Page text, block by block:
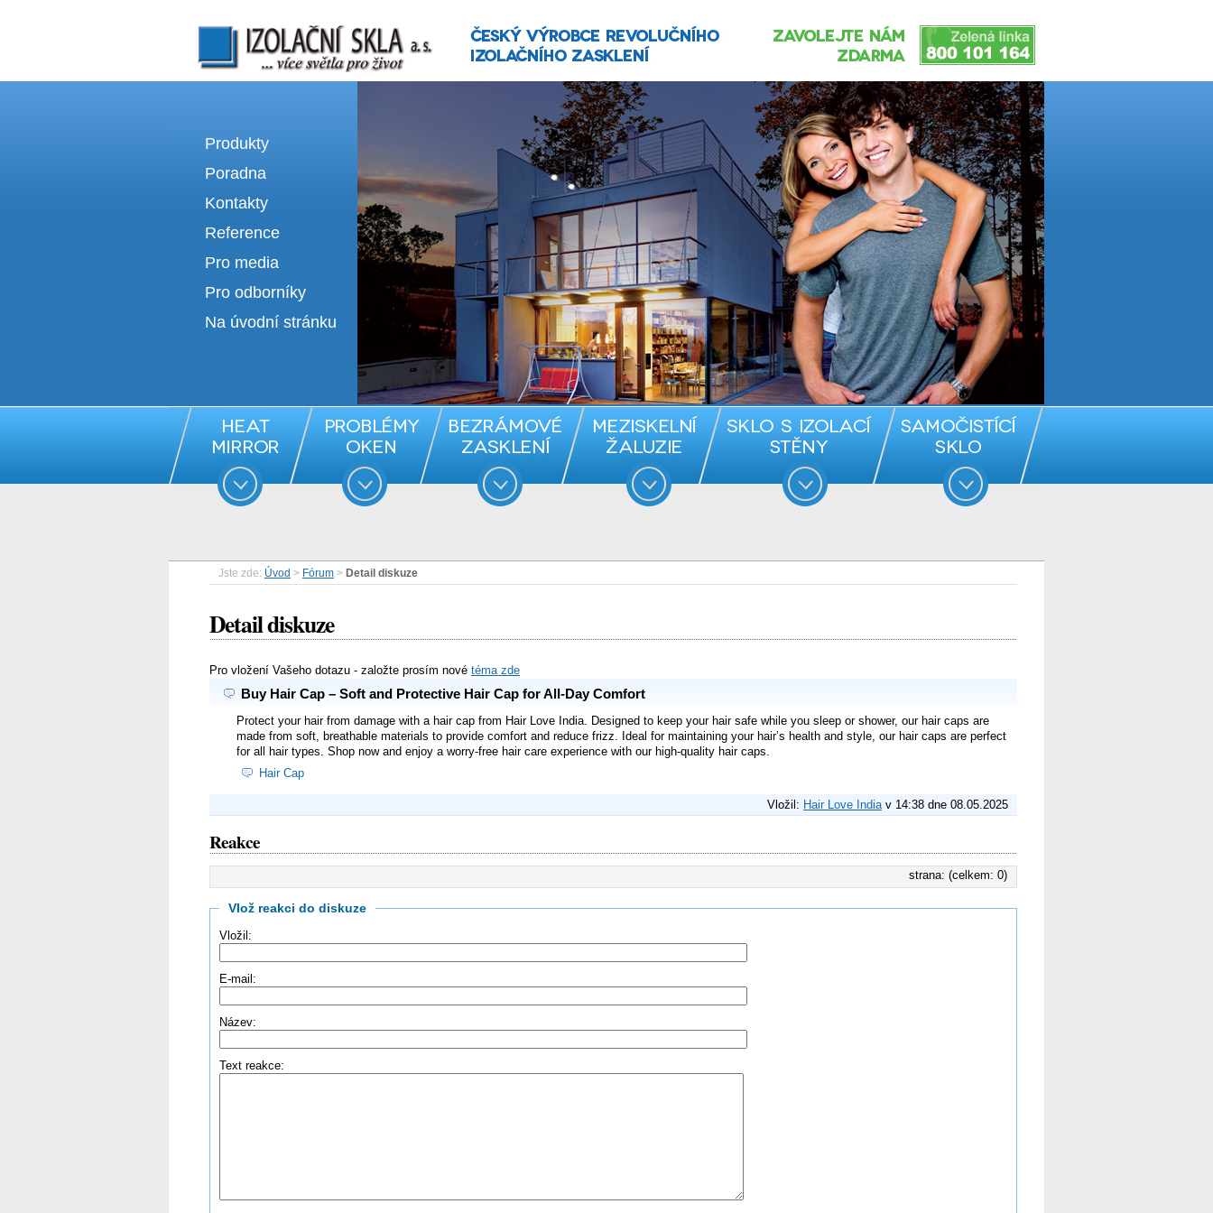
Izolační skla | výroba izolačních sklel
Produkty
Poradna
Kontakty
Reference
Pro media
Pro odborníky
Na úvodní stránku
Jste zde: Úvod > Fórum > Detail diskuze
Detail diskuze
Pro vložení Vašeho dotazu - založte prosím nové téma zde
Buy Hair Cap – Soft and Protective Hair Cap for All-Day Comfort
Protect your hair from damage with a hair cap from Hair Love India. Designed to keep your hair safe while you sleep or shower, our hair caps are
made from soft, breathable materials to provide comfort and reduce frizz. Ideal for maintaining your hair’s health and style, our hair caps are perfect
for all hair types. Shop now and enjoy a worry-free hair care experience with our high-quality hair caps.
Hair Cap
Vložil: Hair Love Indiav 14:38 dne 08.05.2025
Reakce
strana: (celkem: 0)
Vlož reakci do diskuze
Vložil:
E-mail:
Název:
Text reakce: